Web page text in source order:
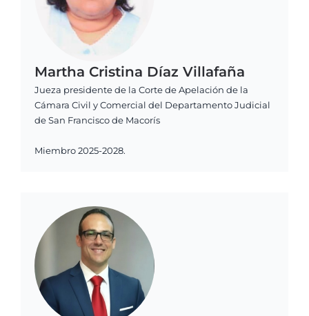
Martha Cristina Díaz Villafaña
Jueza presidente de la Corte de Apelación de la
Cámara Civil y Comercial del Departamento Judicial
de San Francisco de Macorís
Miembro 2025-2028.